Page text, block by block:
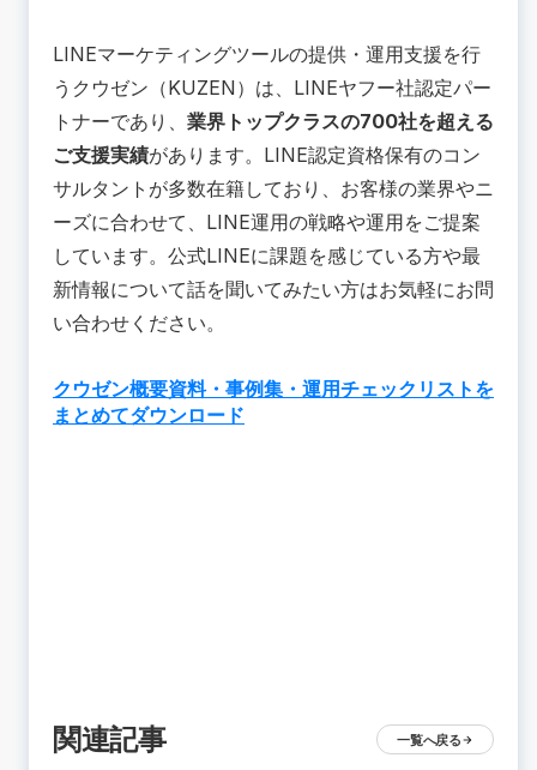
LINEマーケティングツールの提供・運用支援を行
うクウゼン（KUZEN）は、LINEヤフー社認定パー
トナーであり、 業界トップクラスの700社を超える
ご支援実績があります。LINE認定資格保有のコン
サルタントが多数在籍しており、お客様の業界やニ
ーズに合わせて、LINE運用の戦略や運用をご提案
しています。公式LINEに課題を感じている方や最
新情報について話を聞いてみたい方はお気軽にお問
い合わせください。
クウゼン概要資料・事例集・運用チェックリストを
まとめてダウンロード
関連記事 一覧へ戻る arrow_forward